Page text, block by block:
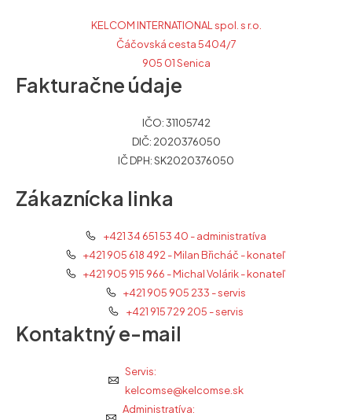
KELCOM INTERNATIONAL spol. s r.o.
Čáčovská cesta 5404/7
905 01 Senica
Fakturačne údaje
IČO: 31105742
DIČ: 2020376050
IČ DPH: SK2020376050
Zákaznícka linka
+421 34 651 53 40 - administratíva
+421 905 618 492 - Milan Břicháč - konateľ
+421 905 915 966 - Michal Volárik - konateľ
+421 905 905 233 - servis
+421 915 729 205 - servis
Kontaktný e-mail
Servis:
kelcomse@kelcomse.sk
Administratíva: